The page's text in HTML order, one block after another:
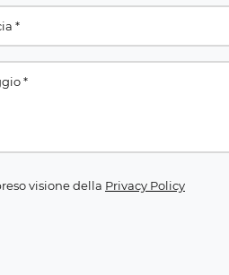
visione della Privacy Policy